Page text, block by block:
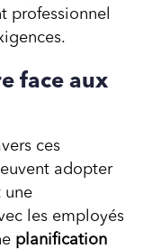
professionnel
face aux
ces
adopter
une
les employés
planification